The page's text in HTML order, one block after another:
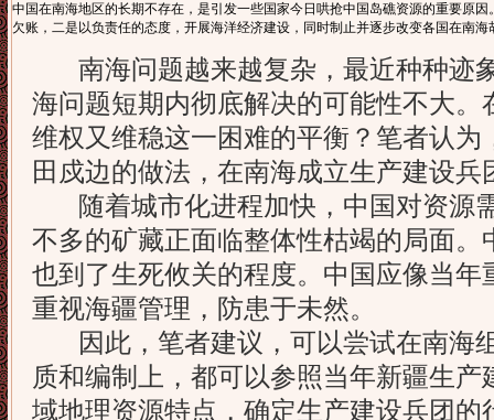
中国在南海地区的长期不存在，是引发一些国家今日哄抢中国岛礁资源的重要原
欠账，二是以负责任的态度，开展海洋经济建设，同时制止并逐步改变各国在南
南海问题越来越复杂，最近种种迹
海问题短期内彻底解决的可能性不大。
维权又维稳这一困难的平衡？笔者认为
田戍边的做法，在南海成立生产建设兵
随着城市化进程加快，中国对资源
不多的矿藏正面临整体性枯竭的局面。
也到了生死攸关的程度。中国应像当年
重视海疆管理，防患于未然。
因此，笔者建议，可以尝试在南海
质和编制上，都可以参照当年新疆生
域地理资源特点，确定生产建设兵团的